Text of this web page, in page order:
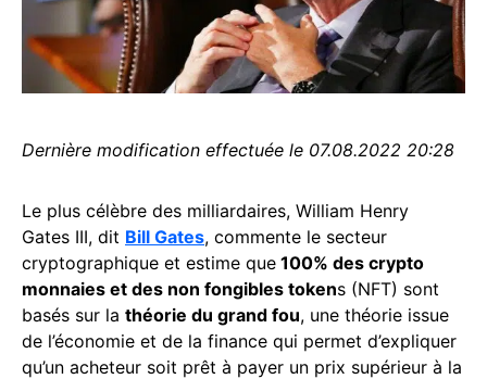
Dernière modification effectuée le 07.08.2022 20:28
Le plus célèbre des milliardaires, William Henry
Gates III, dit Bill Gates, commente le secteur
cryptographique et estime que 100% des crypto
monnaies et des non fongibles tokens (NFT) sont
basés sur la théorie du grand fou, une théorie issue
de l’économie et de la finance qui permet d’expliquer
qu’un acheteur soit prêt à payer un prix supérieur à la